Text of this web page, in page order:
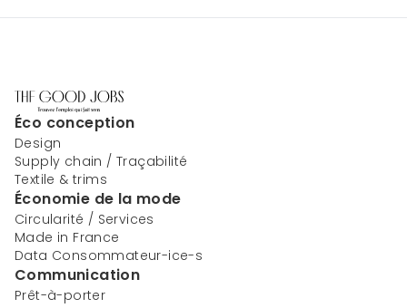
Éco conception
Design
Supply chain / Traçabilité
Textile & trims
Économie de la mode
Circularité / Services
Made in France
Data Consommateur-ice-s
Communication
Prêt-à-porter